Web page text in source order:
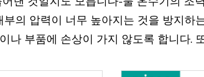
의 압력이 너무 높아지는 것을 방지
나 부품에 손상이 가지 않도록 합니다.